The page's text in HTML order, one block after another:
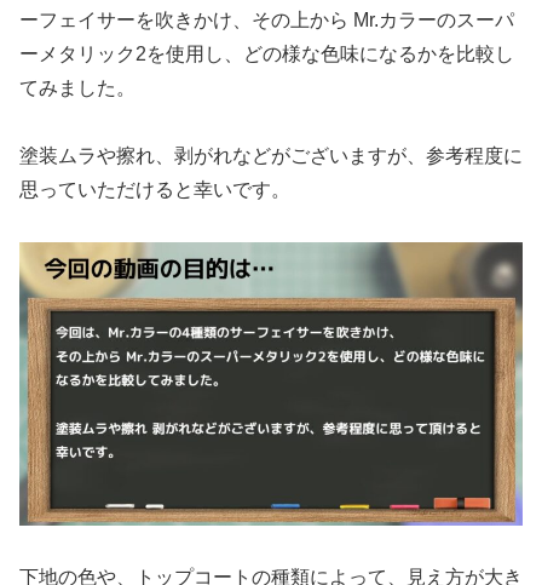
ーフェイサーを吹きかけ、その上から Mr.カラーのスーパ
ーメタリック2を使用し、どの様な色味になるかを比較し
てみました。
塗装ムラや擦れ、剥がれなどがございますが、参考程度に
思っていただけると幸いです。
下地の色や、トップコートの種類によって、見え方が大き